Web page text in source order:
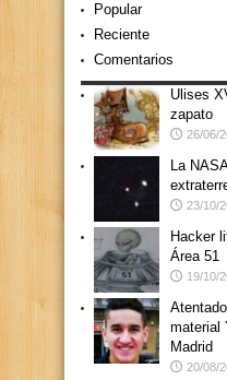
Popular
Reciente
Comentarios
Ulises
zapato
26/06/
La
23/10/
Hacker
Área 51
19/10/
material
Madrid
20/08/